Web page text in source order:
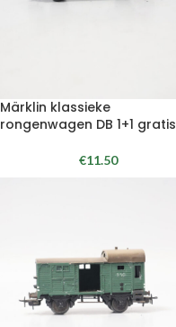
Märklin klassieke
rongenwagen DB 1+1 gratis
€11.50